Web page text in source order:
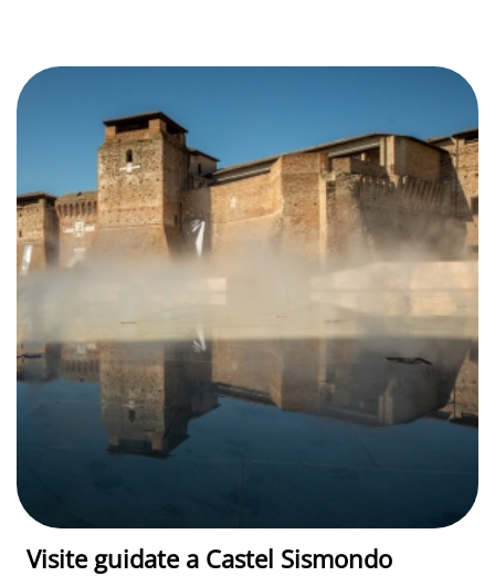
Visite guidate a Castel Sismondo